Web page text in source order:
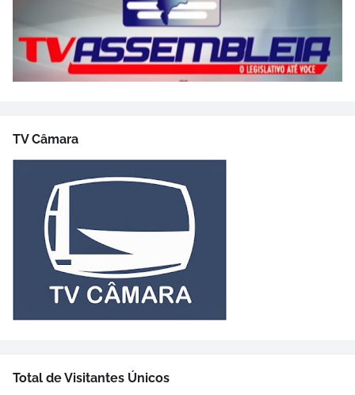
TV Câmara
Total de Visitantes Únicos